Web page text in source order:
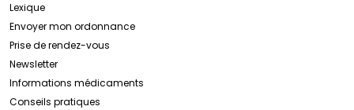
Lexique
Envoyer mon ordonnance
Prise de rendez-vous
Newsletter
Informations médicaments
Conseils pratiques